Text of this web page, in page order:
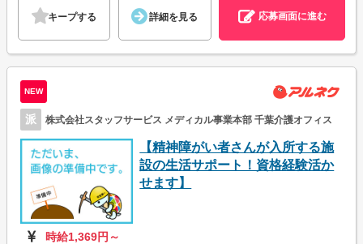
キープする 詳細を見る 応募画面に進む
NEW
派 株式会社スタッフサービス メディカル事業本部 千葉介護オフィス
【精神障がい者さんが入所する施
設の生活サポート！資格経験活か
せます】
時給1,369円～